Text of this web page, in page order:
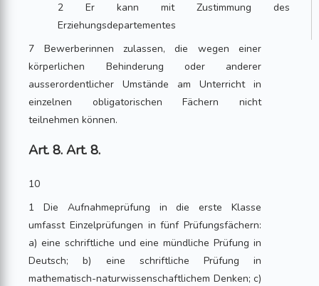
2 Er kann mit Zustimmung des
Erziehungsdepartementes
7 Bewerberinnen zulassen, die wegen einer
körperlichen Behinderung oder anderer
ausserordentlicher Umstände am Unterricht in
einzelnen obligatorischen Fächern nicht
teilnehmen können.
Art. 8. Art. 8.
10
1 Die Aufnahmeprüfung in die erste Klasse
umfasst Einzelprüfungen in fünf Prüfungsfächern:
a) eine schriftliche und eine mündliche Prüfung in
Deutsch; b) eine schriftliche Prüfung in
mathematisch-naturwissenschaftlichem Denken; c)